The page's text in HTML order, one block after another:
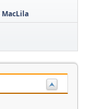
MacLila